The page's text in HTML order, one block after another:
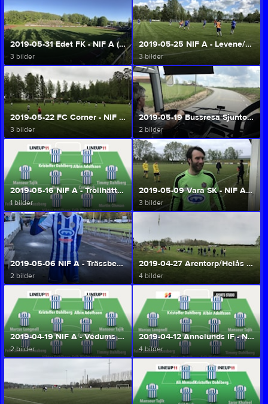
2019-05-31 Edet FK - NIF A (Herr A/U)
3 bilder
2019-05-25 NIF A - Levene/Skogslunds IF (Herr A/U)
3 bilder
2019-05-22 FC Corner - NIF A (Herr A/U)
3 bilder
2019-05-19 Bussresa Sjuntorps IS - NIF U (Herr A/U)
2 bilder
2019-05-16 NIF A - Trollhättans IF (Herr A/U)
1 bilder
2019-05-09 Vara SK - NIF A (Herr A/U)
3 bilder
2019-05-06 NIF A - Trässbergs BK (Herr A/U)
2 bilder
2019-04-27 Arentorp/Helås - NIF A (Herr A/U)
4 bilder
2019-04-19 NIF A - Vedums AIS (Herr A/U)
2 bilder
2019-04-12 Annelunds IF - NIF A (Herr A/U)
4 bilder